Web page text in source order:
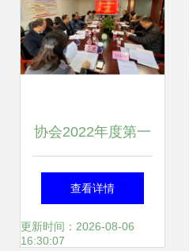
协会2022年度第一
批5项团体标准立
项会议服务全面启
查看详情
更新时间：2026-08-06
16:30:07